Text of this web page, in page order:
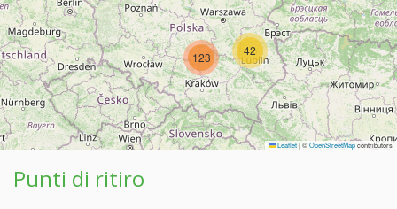
42
123
Leaflet|©OpenStreetMapcontributors
Punti di ritiro